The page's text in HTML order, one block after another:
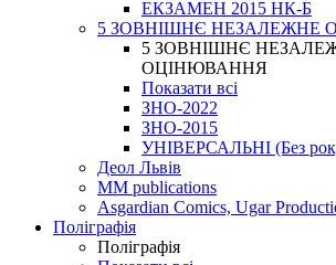
ЕКЗАМЕН 2015 НК-Б
5 ЗОВНІШНЄ НЕЗАЛЕЖНЕ
5 ЗОВНІШНЄ
ОЦІНЮВАННЯ
Показати всі
ЗНО-2022
ЗНО-2015
УНІВЕРСАЛЬНІ (Без
Деол Львів
MM publications
Asgardian Comics, Ugar
Поліграфія
Поліграфія